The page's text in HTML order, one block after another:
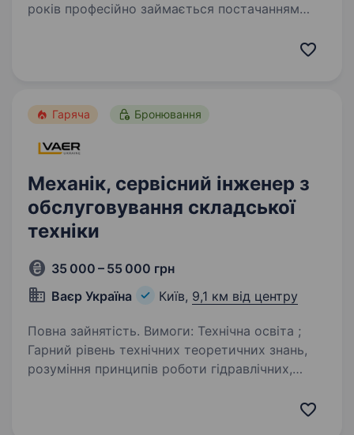
років професійно займається постачанням
Гаряча Бронювання
Механік, сервісний інженер з
обслуговування складської
техніки
35 000 – 55 000 грн
Ваєр Україна
Київ, 9,1 км від центру
Повна зайнятість. Вимоги: Технічна освіта ;
Гарний рівень технічних теоретичних знань,
розуміння принципів роботи гідравлічних,
Наявність водійського посвідчення категорії